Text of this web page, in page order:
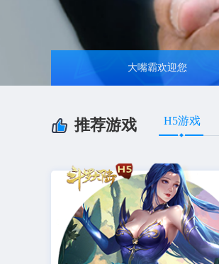
大嘴霸欢迎您
推荐游戏 H5游戏